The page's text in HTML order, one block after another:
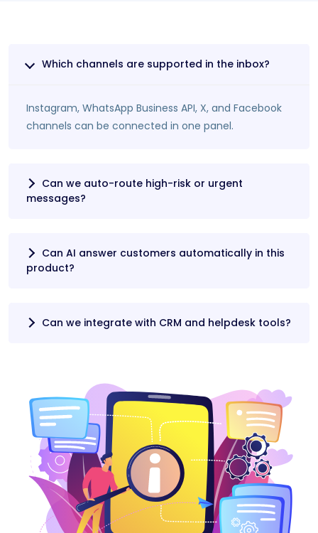
Which channels are supported in the inbox?
Instagram, WhatsApp Business API, X, and Facebook
channels can be connected in one panel.
Can we auto-route high-risk or urgent
messages?
Can AI answer customers automatically in this
product?
Can we integrate with CRM and helpdesk tools?